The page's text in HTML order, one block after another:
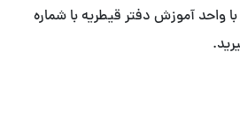
با واحد آموزش دفتر قیطریه با شماره